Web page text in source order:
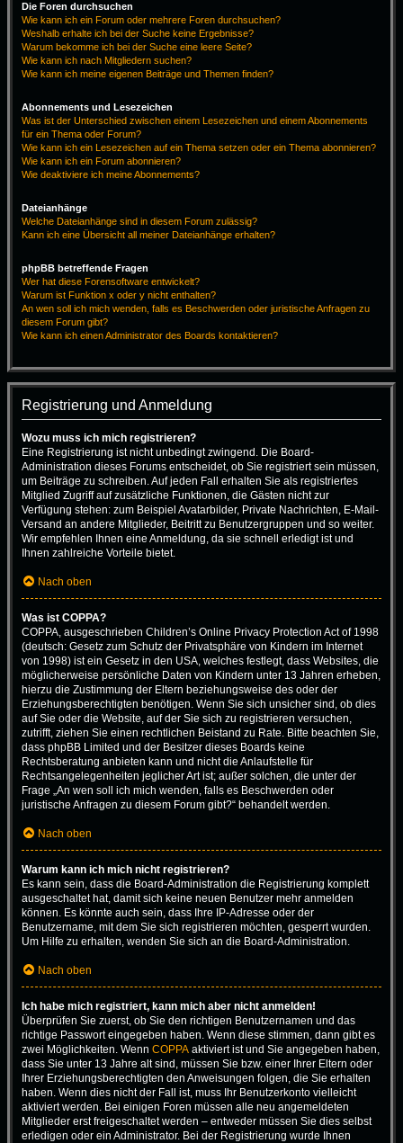
Die Foren durchsuchen
Wie kann ich ein Forum oder mehrere Foren durchsuchen?
Weshalb erhalte ich bei der Suche keine Ergebnisse?
Warum bekomme ich bei der Suche eine leere Seite?
Wie kann ich nach Mitgliedern suchen?
Wie kann ich meine eigenen Beiträge und Themen finden?
Abonnements und Lesezeichen
Was ist der Unterschied zwischen einem Lesezeichen und einem Abonnements
für ein Thema oder Forum?
Wie kann ich ein Lesezeichen auf ein Thema setzen oder ein Thema abonnieren?
Wie kann ich ein Forum abonnieren?
Wie deaktiviere ich meine Abonnements?
Dateianhänge
Welche Dateianhänge sind in diesem Forum zulässig?
Kann ich eine Übersicht all meiner Dateianhänge erhalten?
phpBB betreffende Fragen
Wer hat diese Forensoftware entwickelt?
Warum ist Funktion x oder y nicht enthalten?
An wen soll ich mich wenden, falls es Beschwerden oder juristische Anfragen zu
diesem Forum gibt?
Wie kann ich einen Administrator des Boards kontaktieren?
Registrierung und Anmeldung
Wozu muss ich mich registrieren?
Eine Registrierung ist nicht unbedingt zwingend. Die Board-
Administration dieses Forums entscheidet, ob Sie registriert sein müssen,
um Beiträge zu schreiben. Auf jeden Fall erhalten Sie als registriertes
Mitglied Zugriff auf zusätzliche Funktionen, die Gästen nicht zur
Verfügung stehen: zum Beispiel Avatarbilder, Private Nachrichten, E-Mail-
Versand an andere Mitglieder, Beitritt zu Benutzergruppen und so weiter.
Wir empfehlen Ihnen eine Anmeldung, da sie schnell erledigt ist und
Ihnen zahlreiche Vorteile bietet.
Nach oben
Was ist COPPA?
COPPA, ausgeschrieben Children’s Online Privacy Protection Act of 1998
(deutsch: Gesetz zum Schutz der Privatsphäre von Kindern im Internet
von 1998) ist ein Gesetz in den USA, welches festlegt, dass Websites, die
möglicherweise persönliche Daten von Kindern unter 13 Jahren erheben,
hierzu die Zustimmung der Eltern beziehungsweise des oder der
Erziehungsberechtigten benötigen. Wenn Sie sich unsicher sind, ob dies
auf Sie oder die Website, auf der Sie sich zu registrieren versuchen,
zutrifft, ziehen Sie einen rechtlichen Beistand zu Rate. Bitte beachten Sie,
dass phpBB Limited und der Besitzer dieses Boards keine
Rechtsberatung anbieten kann und nicht die Anlaufstelle für
Rechtsangelegenheiten jeglicher Art ist; außer solchen, die unter der
Frage „An wen soll ich mich wenden, falls es Beschwerden oder
juristische Anfragen zu diesem Forum gibt?“ behandelt werden.
Nach oben
Warum kann ich mich nicht registrieren?
Es kann sein, dass die Board-Administration die Registrierung komplett
ausgeschaltet hat, damit sich keine neuen Benutzer mehr anmelden
können. Es könnte auch sein, dass Ihre IP-Adresse oder der
Benutzername, mit dem Sie sich registrieren möchten, gesperrt wurden.
Um Hilfe zu erhalten, wenden Sie sich an die Board-Administration.
Nach oben
Ich habe mich registriert, kann mich aber nicht anmelden!
Überprüfen Sie zuerst, ob Sie den richtigen Benutzernamen und das
richtige Passwort eingegeben haben. Wenn diese stimmen, dann gibt es
zwei Möglichkeiten. Wenn COPPA aktiviert ist und Sie angegeben haben,
dass Sie unter 13 Jahre alt sind, müssen Sie bzw. einer Ihrer Eltern oder
Ihrer Erziehungsberechtigten den Anweisungen folgen, die Sie erhalten
haben. Wenn dies nicht der Fall ist, muss Ihr Benutzerkonto vielleicht
aktiviert werden. Bei einigen Foren müssen alle neu angemeldeten
Mitglieder erst freigeschaltet werden – entweder müssen Sie dies selbst
erledigen oder ein Administrator. Bei der Registrierung wurde Ihnen